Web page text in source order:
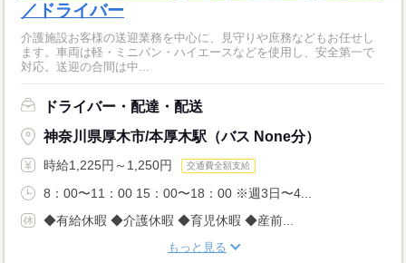
／ドライバー
介護施設お客様の送迎業務を中心に、見守りや庶務などもお任せし
ます。車両は軽・ミニバン・ハイエースなどを使用し、安全第一で
対応。送迎の合間は中...
ドライバー・配達・配送
神奈川県厚木市/本厚木駅（バス None分）
時給1,225円～1,250円 交通費全額支給
8：00〜11：00 15：00〜18：00 ※週3日〜4...
◆有給休暇 ◆介護休暇 ◆育児休暇 ◆産前...
もっと見る